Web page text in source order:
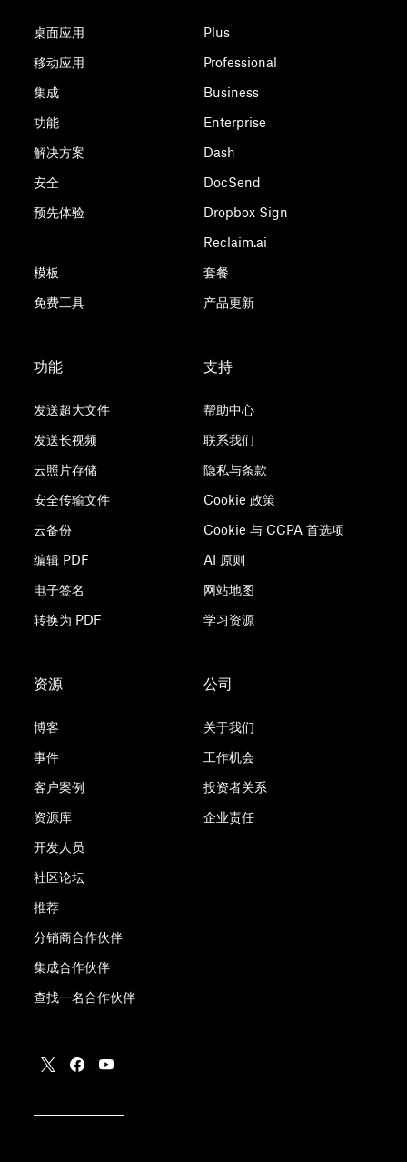
桌面应用
移动应用
集成
功能
解决方案
安全
预先体验
模板
免费工具
Plus
Professional
Business
Enterprise
Dash
DocSend
Dropbox Sign
Reclaim.ai
套餐
产品更新
功能
发送超大文件
发送长视频
云照片存储
安全传输文件
云备份
编辑 PDF
电子签名
转换为 PDF
支持
帮助中心
联系我们
隐私与条款
Cookie 政策
Cookie 与 CCPA 首选项
AI 原则
网站地图
学习资源
资源
博客
事件
客户案例
资源库
开发人员
社区论坛
推荐
分销商合作伙伴
集成合作伙伴
查找一名合作伙伴
公司
关于我们
工作机会
投资者关系
企业责任